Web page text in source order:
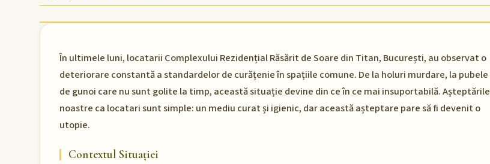
În ultimele luni, locatarii Complexului Rezidențial Răsărit de Soare din Titan, București, au observat o
deteriorare constantă a standardelor de curățenie în spațiile comune. De la holuri murdare, la pubele
de gunoi care nu sunt golite la timp, această situație devine din ce în ce mai insuportabilă. Așteptările
noastre ca locatari sunt simple: un mediu curat și igienic, dar această așteptare pare să fi devenit o
utopie.
Contextul Situației